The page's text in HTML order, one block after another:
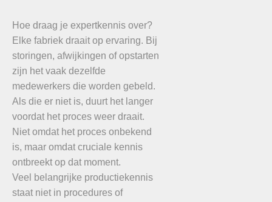
Hoe draag je expertkennis over?
Elke fabriek draait op ervaring. Bij
storingen, afwijkingen of opstarten
zijn het vaak dezelfde
medewerkers die worden gebeld.
Als die er niet is, duurt het langer
voordat het proces weer draait.
Niet omdat het proces onbekend
is, maar omdat cruciale kennis
ontbreekt op dat moment.
Veel belangrijke productiekennis
staat niet in procedures of